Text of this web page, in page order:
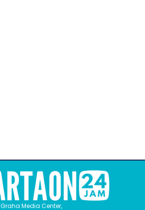
Graha Media Center,